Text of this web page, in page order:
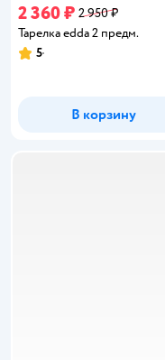
2 360 ₽ 2 950 ₽
Тарелка edda 2 предм.
Рейтинг:
5
В корзину